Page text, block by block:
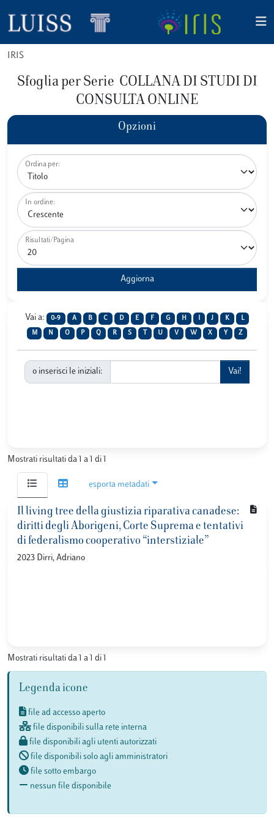
IRIS
Sfoglia per Serie COLLANA DI STUDI DI
CONSULTA ONLINE
Opzioni
Ordina per:
In ordine:
Risultati/Pagina
Vai a: 0-9 A B C D E F G H J K L
M N O P Q R S U V W X Y Z
o inserisci le iniziali:
Mostrati risultati da 1 a 1 di 1
esporta metadati
Il living tree della giustizia riparativa canadese:
diritti degli Aborigeni, Corte Suprema e tentativi
di federalismo cooperativo “interstiziale”
2023 Dirri, Adriano
Mostrati risultati da 1 a 1 di 1
Legenda icone
file ad accesso aperto
file disponibili sulla rete interna
file disponibili agli utenti autorizzati
file disponibili solo agli amministratori
file sotto embargo
nessun file disponibile